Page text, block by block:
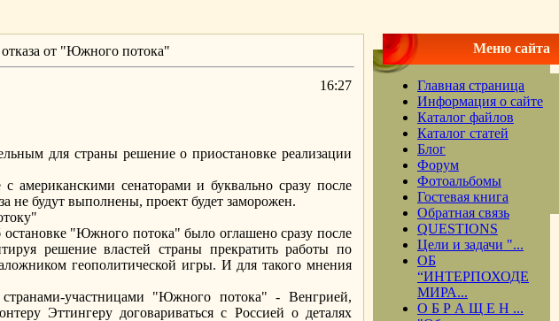
отказа от "Южного потока"
16:27
для страны решение о приостановке реализации
американскими сенаторами и буквально сразу после
не будут выполнены, проект будет заморожен.
"Южного потока" было оглашено сразу после
решение властей страны прекратить работы по
геополитической игры. И для такого мнения
участницами "Южного потока" - Венгрией,
Эттингеру договариваться с Россией о деталях
Меню сайта
Главная страница
Информация о сайте
Каталог файлов
Каталог статей
Блог
Форум
Фотоальбомы
Гостевая книга
Обратная связь
QUESTIONS
Цели и задачи "...
ОБ
“ИНТЕРПОХОДЕ
МИРА...
О Б Р А Щ Е Н ...